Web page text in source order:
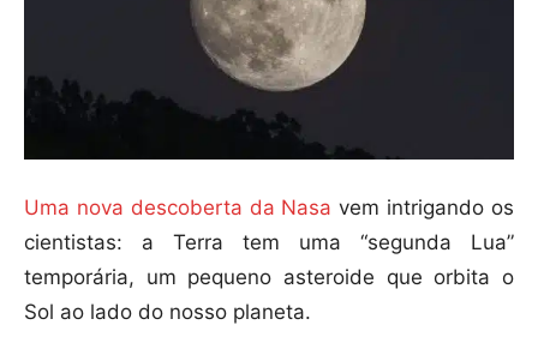
Uma nova descoberta da Nasa vem intrigando os
cientistas: a Terra tem uma “segunda Lua”
temporária, um pequeno asteroide que orbita o
Sol ao lado do nosso planeta.